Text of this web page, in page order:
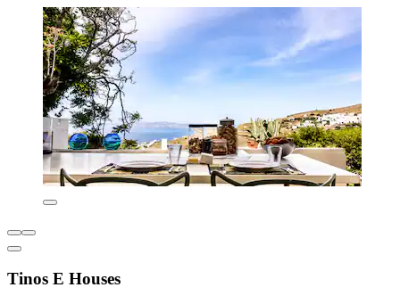
Tinos E Houses